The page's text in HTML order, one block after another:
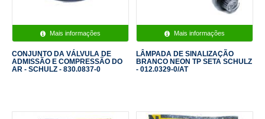
Mais informações
CONJUNTO DA VÁLVULA DE
ADMISSÃO E COMPRESSÃO DO
AR - SCHULZ - 830.0837-0
Mais informações
LÂMPADA DE SINALIZAÇÃO
BRANCO NEON TP SETA SCHULZ
- 012.0329-0/AT